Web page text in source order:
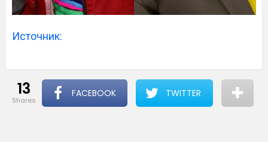
Источник:
13
shares
FACEBOOK TWITTER